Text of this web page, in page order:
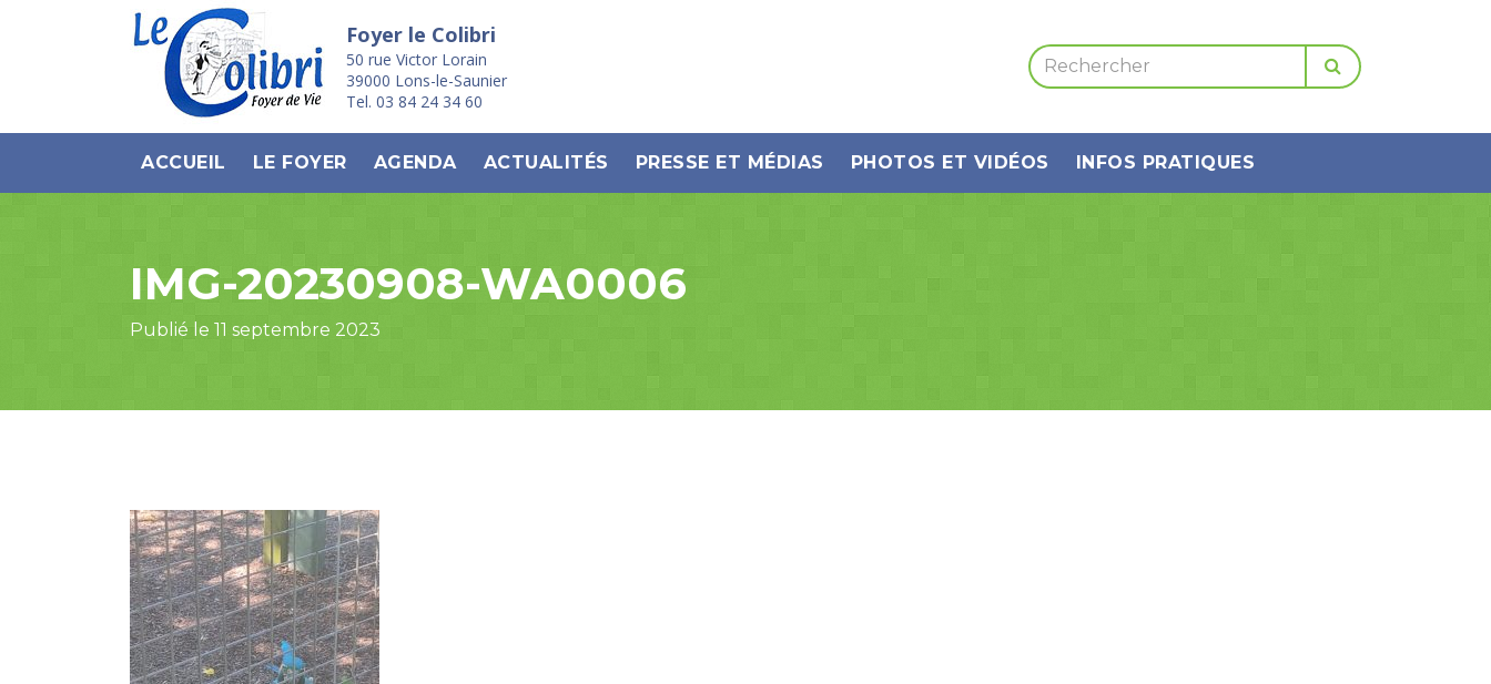
Foyer le Colibri
50 rue Victor Lorain
39000 Lons-le-Saunier
Tel. 03 84 24 34 60
ACCUEIL LE FOYER AGENDA ACTUALITÉS PRESSE ET MÉDIAS PHOTOS ET VIDÉOS INFOS PRATIQUES
IMG-20230908-WA0006
Publié le 11 septembre 2023